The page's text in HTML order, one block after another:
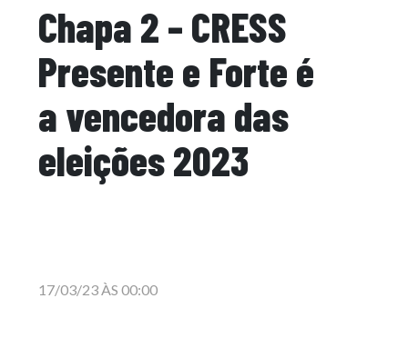
Chapa 2 – CRESS
Presente e Forte é
a vencedora das
eleições 2023
17/03/23 ÀS 00:00